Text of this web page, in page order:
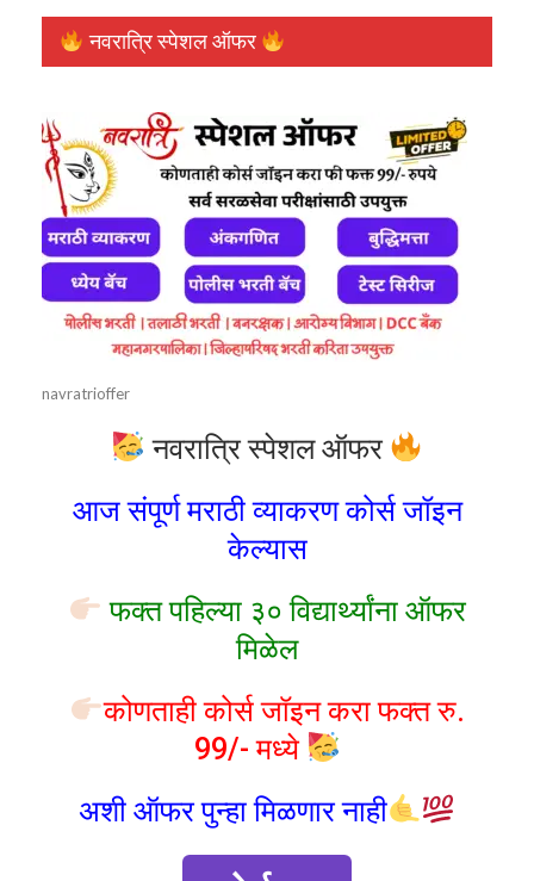
नवरात्रि स्पेशल ऑफर
navratrioffer
नवरात्रि स्पेशल ऑफर
आज संपूर्ण मराठी व्याकरण कोर्स जॉइन
केल्यास
फक्त पहिल्या ३० विद्यार्थ्यांना ऑफर
मिळेल
कोणताही कोर्स जॉइन करा फक्त रु.
99/- मध्ये
अशी ऑफर पुन्हा मिळणार नाही